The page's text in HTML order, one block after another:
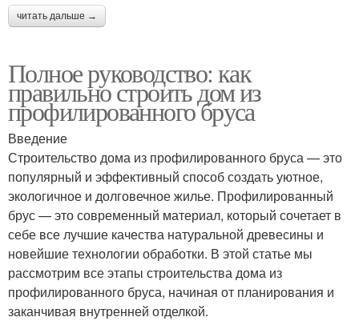
читать дальше →
Полное руководство: как
правильно строить дом из
профилированного бруса
Введение
Строительство дома из профилированного бруса — это
популярный и эффективный способ создать уютное,
экологичное и долговечное жилье. Профилированный
брус — это современный материал, который сочетает в
себе все лучшие качества натуральной древесины и
новейшие технологии обработки. В этой статье мы
рассмотрим все этапы строительства дома из
профилированного бруса, начиная от планирования и
заканчивая внутренней отделкой.